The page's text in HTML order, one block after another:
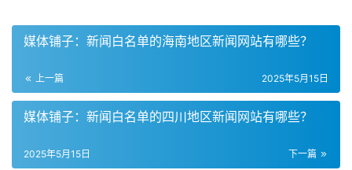
媒体铺子：新闻白名单的海南地区新闻网站有哪些？
上一篇 2025年5月15日
媒体铺子：新闻白名单的四川地区新闻网站有哪些？
下一篇
2025年5月15日